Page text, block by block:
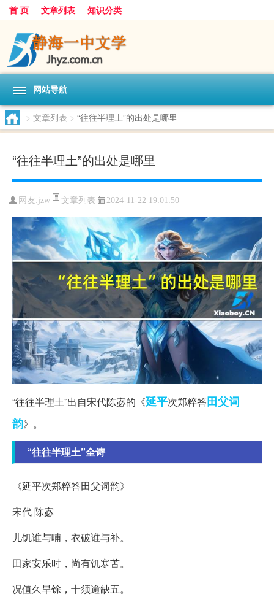
首 页 文章列表 知识分类
网站导航
> 文章列表 > “往往半理土”的出处是哪里
“往往半理土”的出处是哪里
网友:jzw 文章列表 2024-11-22 19:01:50
“往往半理土”出自宋代陈宓的《延平次郑粹答田父词
韵》。
“往往半理土”全诗
《延平次郑粹答田父词韵》
宋代 陈宓
儿饥谁与哺，衣破谁与补。
田家安乐时，尚有饥寒苦。
况值久旱馀，十须逾缺五。